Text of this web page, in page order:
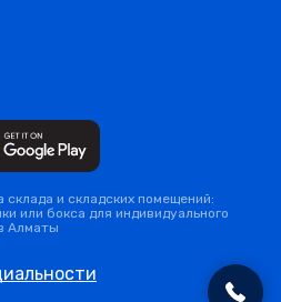
и складских помещений:
или бокса для индивидуального
Алматы